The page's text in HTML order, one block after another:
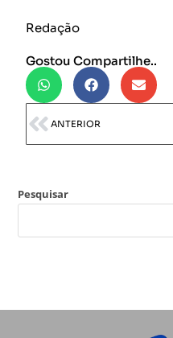
Redação
Gostou Compartilhe..
ANTERIOR
Pesquisar